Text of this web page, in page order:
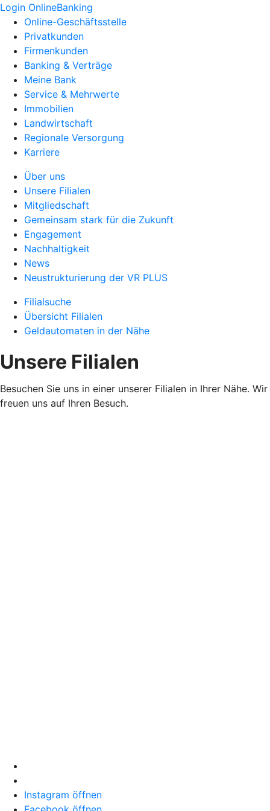
Login OnlineBanking
Online-Geschäftsstelle
Privatkunden
Firmenkunden
Banking & Verträge
Meine Bank
Service & Mehrwerte
Immobilien
Landwirtschaft
Regionale Versorgung
Karriere
Über uns
Unsere Filialen
Mitgliedschaft
Gemeinsam stark für die Zukunft
Engagement
Nachhaltigkeit
News
Neustrukturierung der VR PLUS
Filialsuche
Übersicht Filialen
Geldautomaten in der Nähe
Unsere Filialen
Besuchen Sie uns in einer unserer Filialen in Ihrer Nähe. Wir
freuen uns auf Ihren Besuch.
Instagram öffnen